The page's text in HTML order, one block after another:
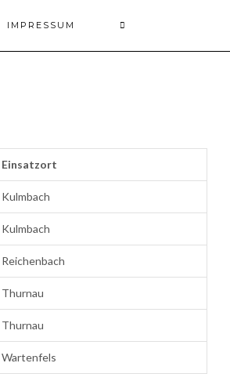
IMPRESSUM
Einsatzort
Kulmbach
Kulmbach
Reichenbach
Thurnau
Thurnau
Wartenfels